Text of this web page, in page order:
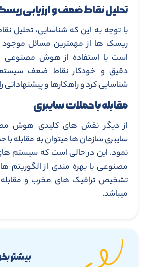
تحلیل نقاط ضعف و ارزیابی
با توجه به این که شناسایی، تحلیل
ریسک ها از مهمترین مسائل موجود
است با استفاده از هوش مصنوعی
دقیق و خودکار نقاط ضعف
شناسایی کرد و راهکارها و پیشنهاداتی را
مقابله با حملات سایبری
از دیگر نقش های کلیدی هوش
سایبری سازمان ها میتوان به مقابله با
نمود. این در حالی است که سیستم
مصنوعی با بهره مندی از الگوریتم
تشخیص ترافیک های مخرب و مقابله
میباشد.
بیشتر